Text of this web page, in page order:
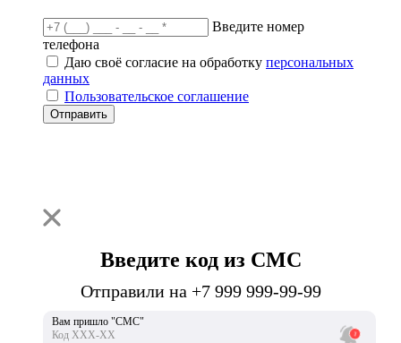
Введите номер
телефона
Даю своё согласие на обработку персональных
данных
Пользовательское соглашение
Отправить
Введите код из СМС
Отправили на +7 999 999-99-99
Вам пришло "СМС"
Код ХХХ-ХХ